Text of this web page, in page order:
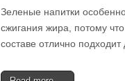
Зеленые напитки
сжигания жира, потому
составе отлично подходит